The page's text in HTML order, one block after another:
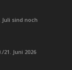
sind noch
Juni 2026